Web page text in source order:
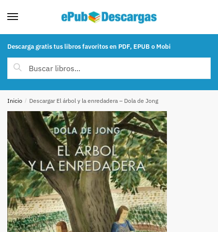
Descarga gratis tus libros favoritos en PDF, EPUB o Mobi
Buscar por:
Buscar
Inicio / Descargar El árbol y la enredadera – Dola de Jong